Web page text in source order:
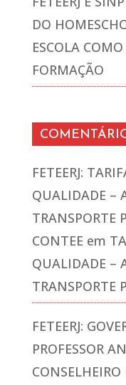
DO
ESCOLA
FORMAÇÃO
FETEERJ:
QUALIDADE –
TRANSPORTE
CONTEE em
QUALIDADE –
TRANSPORTE
FETEERJ:
PROFESSOR